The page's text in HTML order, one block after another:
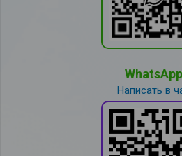
WhatsApp
Написать в